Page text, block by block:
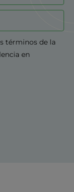
términos de la
en